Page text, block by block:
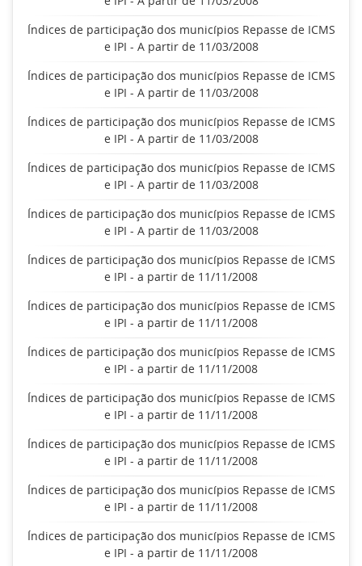
Índices de participação dos municípios Repasse de ICMS
e IPI - A partir de 11/03/2008
Índices de participação dos municípios Repasse de ICMS
e IPI - A partir de 11/03/2008
Índices de participação dos municípios Repasse de ICMS
e IPI - A partir de 11/03/2008
Índices de participação dos municípios Repasse de ICMS
e IPI - A partir de 11/03/2008
Índices de participação dos municípios Repasse de ICMS
e IPI - A partir de 11/03/2008
Índices de participação dos municípios Repasse de ICMS
e IPI - a partir de 11/11/2008
Índices de participação dos municípios Repasse de ICMS
e IPI - a partir de 11/11/2008
Índices de participação dos municípios Repasse de ICMS
e IPI - a partir de 11/11/2008
Índices de participação dos municípios Repasse de ICMS
e IPI - a partir de 11/11/2008
Índices de participação dos municípios Repasse de ICMS
e IPI - a partir de 11/11/2008
Índices de participação dos municípios Repasse de ICMS
e IPI - a partir de 11/11/2008
Índices de participação dos municípios Repasse de ICMS
e IPI - a partir de 11/11/2008